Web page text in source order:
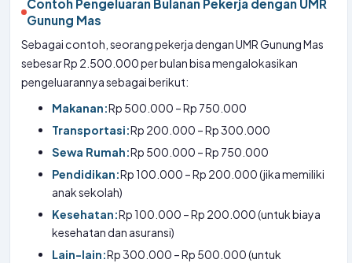
Contoh Pengeluaran Bulanan Pekerja dengan UMR
Gunung Mas
Sebagai contoh, seorang pekerja dengan UMR Gunung Mas
sebesar Rp 2.500.000 per bulan bisa mengalokasikan
pengeluarannya sebagai berikut:
Makanan:Rp 500.000 – Rp 750.000
Transportasi:Rp 200.000 – Rp 300.000
Sewa Rumah:Rp 500.000 – Rp 750.000
Pendidikan:Rp 100.000 – Rp 200.000 (jika memiliki
anak sekolah)
Kesehatan:Rp 100.000 – Rp 200.000 (untuk biaya
kesehatan dan asuransi)
Lain-lain:Rp 300.000 – Rp 500.000 (untuk